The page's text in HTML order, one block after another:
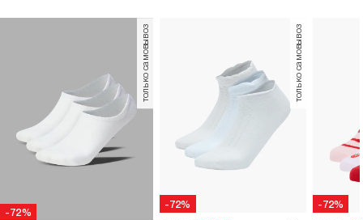
-72%
только самовывоз
-72%
только самовывоз
-72%